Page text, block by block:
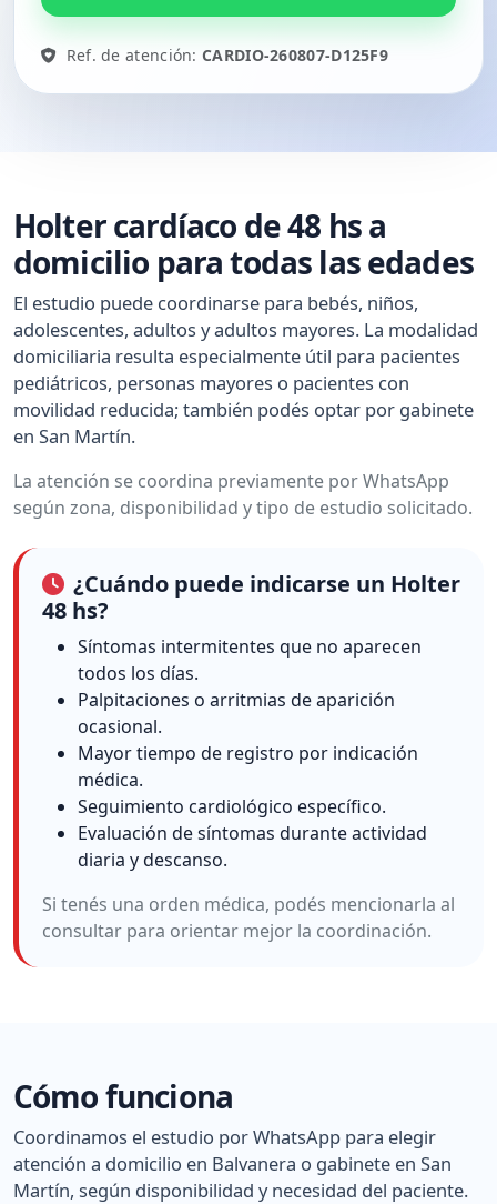
Ref. de atención:CARDIO-260807-D125F9
Holter cardíaco de 48 hs a
domicilio para todas las edades
El estudio puede coordinarse para bebés, niños,
adolescentes, adultos y adultos mayores. La modalidad
domiciliaria resulta especialmente útil para pacientes
pediátricos, personas mayores o pacientes con
movilidad reducida; también podés optar por gabinete
en San Martín.
La atención se coordina previamente por WhatsApp
según zona, disponibilidad y tipo de estudio solicitado.
¿Cuándo puede indicarse un Holter
48 hs?
Síntomas intermitentes que no aparecen
todos los días.
Palpitaciones o arritmias de aparición
ocasional.
Mayor tiempo de registro por indicación
médica.
Seguimiento cardiológico específico.
Evaluación de síntomas durante actividad
diaria y descanso.
Si tenés una orden médica, podés mencionarla al
consultar para orientar mejor la coordinación.
Cómo funciona
Coordinamos el estudio por WhatsApp para elegir
atención a domicilio en Balvanera o gabinete en San
Martín, según disponibilidad y necesidad del paciente.